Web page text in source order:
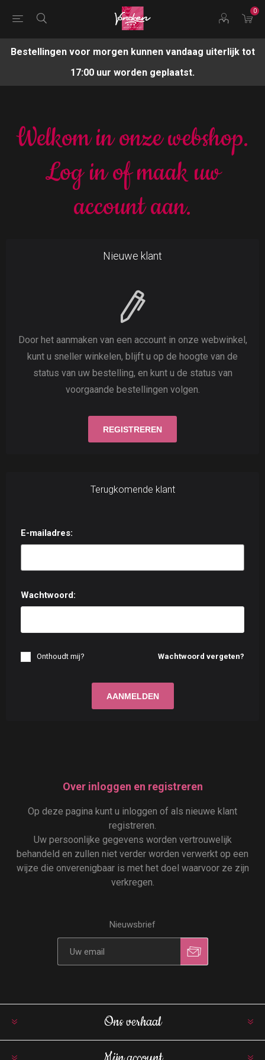
0
Bestellingen voor morgen kunnen vandaag uiterlijk tot
17:00 uur worden geplaatst.
Welkom in onze webshop.
Log in of maak uw
account aan.
Nieuwe klant
Door het aanmaken van een account in onze webwinkel,
kunt u sneller winkelen, blijft u op de hoogte van de
status van uw bestelling, en kunt u de status van
voorgaande bestellingen volgen.
Terugkomende klant
E-mailadres:
Wachtwoord:
Wachtwoord vergeten?
Onthoudt mij?
Over inloggen en registreren
Op deze pagina kunt u inloggen of als nieuwe klant
registreren.
Uw persoonlijke gegevens worden vertrouwelijk
behandeld en zullen niet verder worden verwerkt op een
wijze die onverenigbaar is met het doel waarvoor ze zijn
verkregen.
Nieuwsbrief
Ons verhaal